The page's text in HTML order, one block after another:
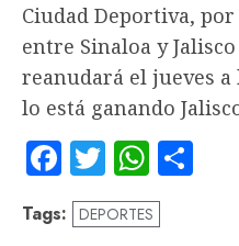
Ciudad Deportiva,
entre Sinaloa y
reanudará el jueves a
lo está ganando
Facebook
Twitter
Tags: DEPORTES